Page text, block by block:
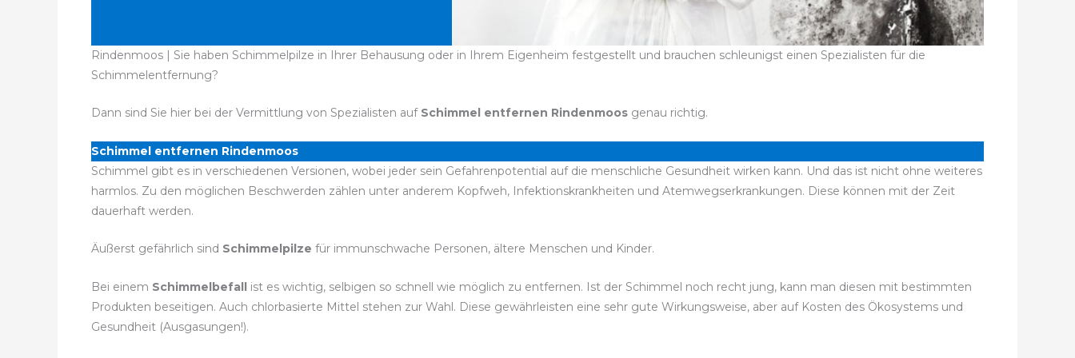
Rindenmoos | Sie haben Schimmelpilze in Ihrer Behausung oder in Ihrem Eigenheim festgestellt und brauchen schleunigst einen Spezialisten für die
Schimmelentfernung?
Dann sind Sie hier bei der Vermittlung von Spezialisten auf Schimmel entfernen Rindenmoos genau richtig.
Schimmel entfernen Rindenmoos
Schimmel gibt es in verschiedenen Versionen, wobei jeder sein Gefahrenpotential auf die menschliche Gesundheit wirken kann. Und das ist nicht ohne weiteres
harmlos. Zu den möglichen Beschwerden zählen unter anderem Kopfweh, Infektionskrankheiten und Atemwegserkrankungen. Diese können mit der Zeit
dauerhaft werden.
Äußerst gefährlich sind Schimmelpilze für immunschwache Personen, ältere Menschen und Kinder.
Bei einem Schimmelbefall ist es wichtig, selbigen so schnell wie möglich zu entfernen. Ist der Schimmel noch recht jung, kann man diesen mit bestimmten
Produkten beseitigen. Auch chlorbasierte Mittel stehen zur Wahl. Diese gewährleisten eine sehr gute Wirkungsweise, aber auf Kosten des Ökosystems und
Gesundheit (Ausgasungen!).